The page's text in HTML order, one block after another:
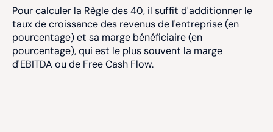
Pour calculer la Règle des 40, il suffit d'additionner le
taux de croissance des revenus de l'entreprise (en
pourcentage) et sa marge bénéficiaire (en
pourcentage), qui est le plus souvent la marge
d'EBITDA ou de Free Cash Flow.